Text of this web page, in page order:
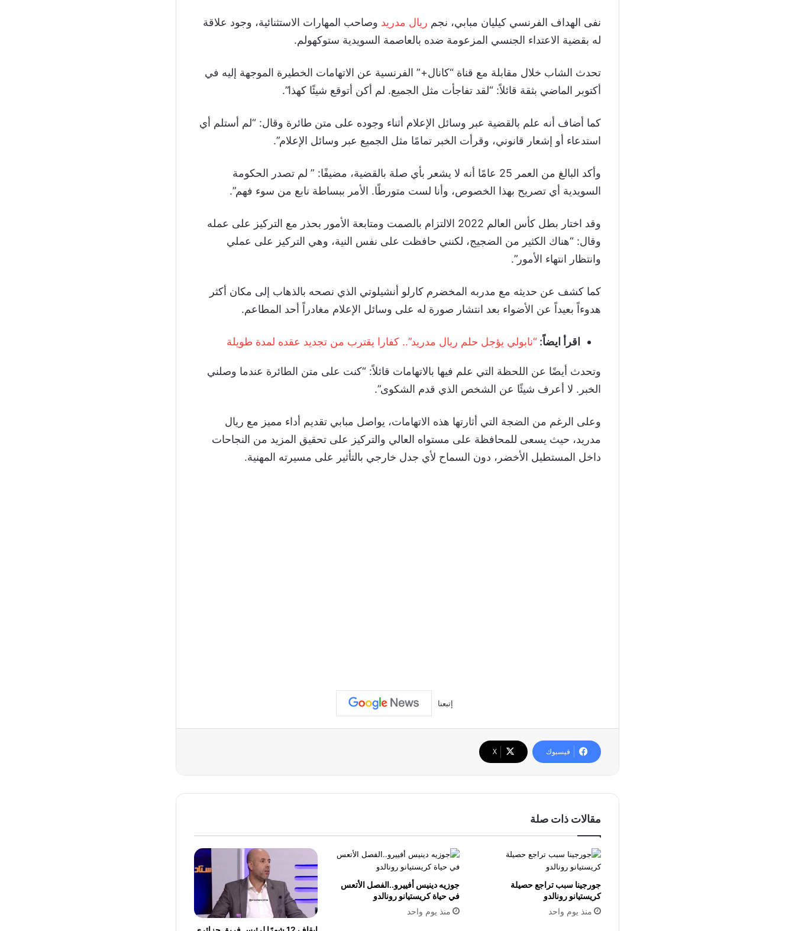
نفى الهداف الفرنسي كيليان مبابي، نجم ريال مدريد وصاحب المهارات الاستثنائية، وجود علاقة
له بقضية الاعتداء الجنسي المزعومة ضده بالعاصمة السويدية ستوكهولم.
تحدث الشاب خلال مقابلة مع قناة “كانال+” الفرنسية عن الاتهامات الخطيرة الموجهة إليه في
أكتوبر الماضي بثقة قائلاً: “لقد تفاجأت مثل الجميع. لم أكن أتوقع شيئًا كهذا”.
كما أضاف أنه علم بالقضية عبر وسائل الإعلام أثناء وجوده على متن طائرة وقال: “لم أستلم أي
استدعاء أو إشعار قانوني، وقرأت الخبر تمامًا مثل الجميع عبر وسائل الإعلام”.
وأكد البالغ من العمر 25 عامًا أنه لا يشعر بأي صلة بالقضية، مضيفًا: ” لم تصدر الحكومة
السويدية أي تصريح بهذا الخصوص، وأنا لست متورطًا. الأمر ببساطة نابع من سوء فهم”.
وقد اختار بطل كأس العالم 2022 الالتزام بالصمت ومتابعة الأمور بحذر مع التركيز على عمله
وقال: “هناك الكثير من الضجيج، لكنني حافظت على نفس النية، وهي التركيز على عملي
وانتظار انتهاء الأمور”.
كما كشف عن حديثه مع مدربه المخضرم كارلو أنشيلوتي الذي نصحه بالذهاب إلى مكان أكثر
هدوءاً بعيداً عن الأضواء بعد انتشار صورة له على وسائل الإعلام مغادراً أحد المطاعم.
اقرأ ايضاً: “نابولي يؤجل حلم ريال مدريد”.. كفارا يقترب من تجديد عقده لمدة طويلة
وتحدث أيضًا عن اللحظة التي علم فيها بالاتهامات قائلاً: “كنت على متن الطائرة عندما وصلني
الخبر. لا أعرف شيئًا عن الشخص الذي قدم الشكوى”.
وعلى الرغم من الضجة التي أثارتها هذه الاتهامات، يواصل مبابي تقديم أداء مميز مع ريال
مدريد، حيث يسعى للمحافظة على مستواه العالي والتركيز على تحقيق المزيد من النجاحات
داخل المستطيل الأخضر، دون السماح لأي جدل خارجي بالتأثير على مسيرته المهنية.
إتبعنا
فيسبوك ‫X
مقالات ذات صلة
جورجينا سبب تراجع حصيلة
كريستيانو رونالدو
منذ يوم واحد
جوزيه دينيس أفييرو..الفصل الأتعس
في حياة كريستيانو رونالدو
منذ يوم واحد